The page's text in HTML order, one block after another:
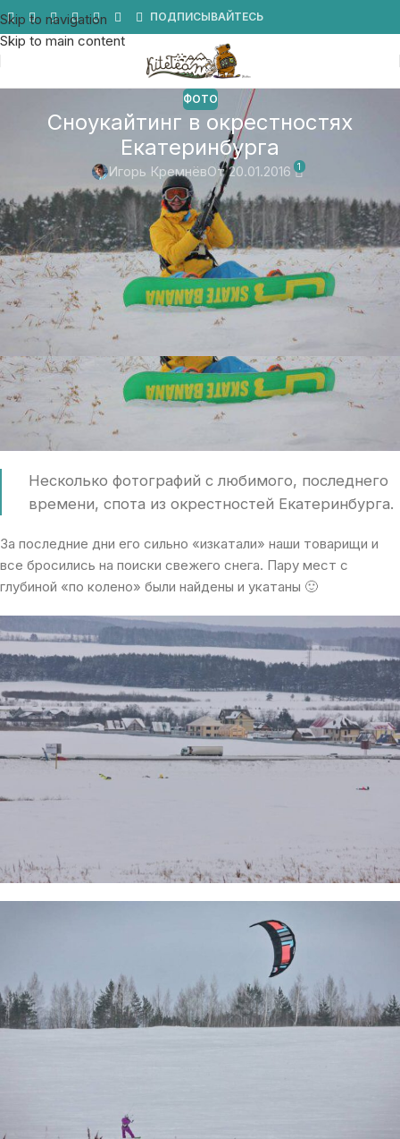
Skip to navigation
Skip to main content
ПОДПИСЫВАЙТЕСЬ
ФОТО
Сноукайтинг в окрестностях
Екатеринбурга
Игорь КремнёвОт 20.01.2016 1
Несколько фотографий с любимого, последнего
времени, спота из окрестностей Екатеринбурга.
За последние дни его сильно «изкатали» наши товарищи и
все бросились на поиски свежего снега. Пару мест с
глубиной «по колено» были найдены и укатаны 🙂